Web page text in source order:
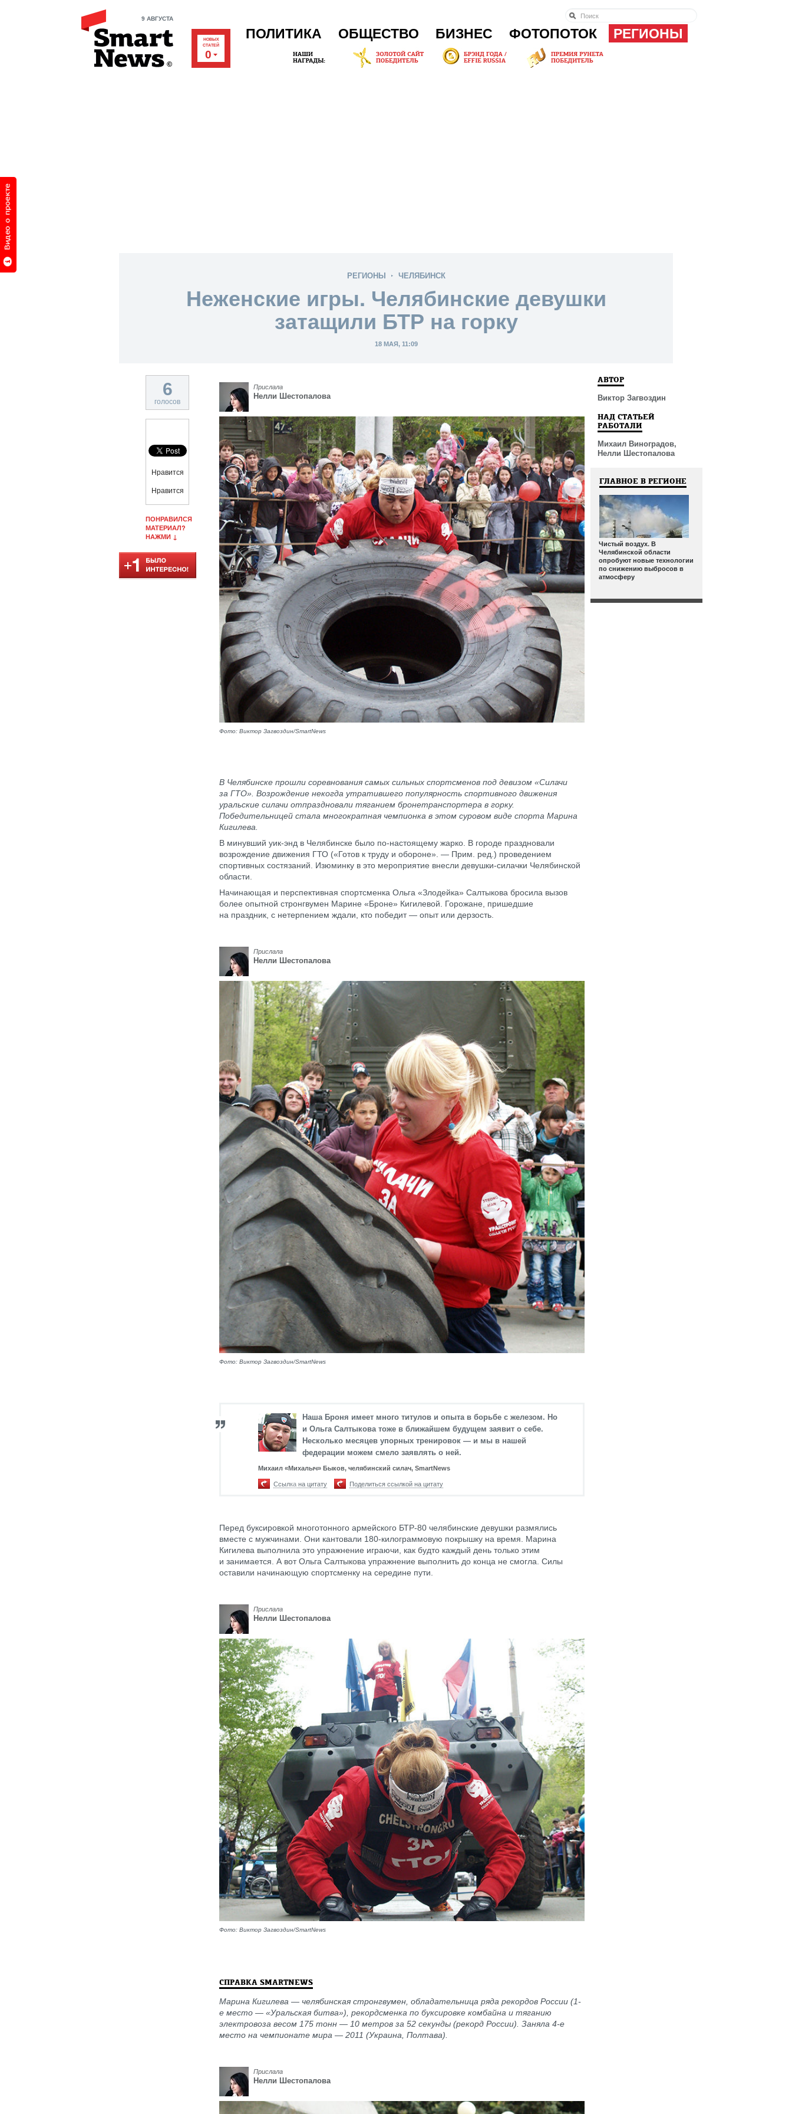
9 АВГУСТА
НОВЫХ
СТАТЕЙ
0
ПОЛИТИКА ОБЩЕСТВО БИЗНЕС ФОТОПОТОК РЕГИОНЫ
РЕГИОНЫ ЧЕЛЯБИНСК
Неженские игры. Челябинские девушки
затащили БТР на горку
18 МАЯ, 11:09
6
голосов
Нравится
Нравится
ПОНРАВИЛСЯ
МАТЕРИАЛ?
НАЖМИ ↓
Прислала
Нелли Шестопалова
Фото: Виктор Загвоздин/SmartNews
В Челябинске прошли соревнования самых сильных спортсменов под девизом «Силачи
за ГТО». Возрождение некогда утратившего популярность спортивного движения
уральские силачи отпраздновали тяганием бронетранспортера в горку.
Победительницей стала многократная чемпионка в этом суровом виде спорта Марина
Кигилева.
В минувший уик-энд в Челябинске было по-настоящему жарко. В городе праздновали
возрождение движения ГТО («Готов к труду и обороне». — Прим. ред.) проведением
спортивных состязаний. Изюминку в это мероприятие внесли девушки-силачки Челябинской
области.
Начинающая и перспективная спортсменка Ольга «Злодейка» Салтыкова бросила вызов
более опытной стронгвумен Марине «Броне» Кигилевой. Горожане, пришедшие
на праздник, с нетерпением ждали, кто победит — опыт или дерзость.
Прислала
Нелли Шестопалова
Фото: Виктор Загвоздин/SmartNews
Наша Броня имеет много титулов и опыта в борьбе с железом. Но
и Ольга Салтыкова тоже в ближайшем будущем заявит о себе.
Несколько месяцев упорных тренировок — и мы в нашей
федерации можем смело заявлять о ней.
Михаил «Михалыч» Быков, челябинский силач, SmartNews
Ссылка на цитату Поделиться ссылкой на цитату
Перед буксировкой многотонного армейского БТР-80 челябинские девушки размялись
вместе с мужчинами. Они кантовали 180-килограммовую покрышку на время. Марина
Кигилева выполнила это упражнение играючи, как будто каждый день только этим
и занимается. А вот Ольга Салтыкова упражнение выполнить до конца не смогла. Силы
оставили начинающую спортсменку на середине пути.
Прислала
Нелли Шестопалова
Фото: Виктор Загвоздин/SmartNews
СПРАВКА SMARTNEWS
Марина Кигилева — челябинская стронгвумен, обладательница ряда рекордов России (1-
е место — «Уральская битва»), рекордсменка по буксировке комбайна и тяганию
электровоза весом 175 тонн — 10 метров за 52 секунды (рекорд России). Заняла 4-е
место на чемпионате мира — 2011 (Украина, Полтава).
Прислала
Нелли Шестопалова
АВТОР
Виктор Загвоздин
НАД СТАТЬЕЙ
РАБОТАЛИ
Михаил Виноградов,
Нелли Шестопалова
ГЛАВНОЕ В РЕГИОНЕ
Чистый воздух. В
Челябинской области
опробуют новые технологии
по снижению выбросов в
атмосферу